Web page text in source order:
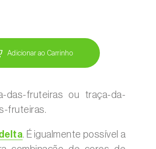
Adicionar ao Carrinho
das-fruteiras ou traça-da-
fruteiras.
. É igualmente possível a